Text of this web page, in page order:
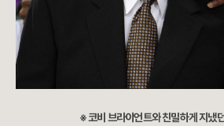
※ 코비 브라이언트와 친밀하게 지냈